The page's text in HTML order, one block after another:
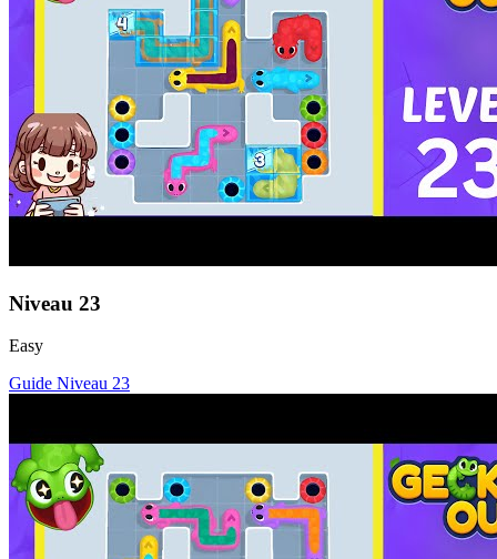
Niveau 23
Easy
Guide Niveau 23